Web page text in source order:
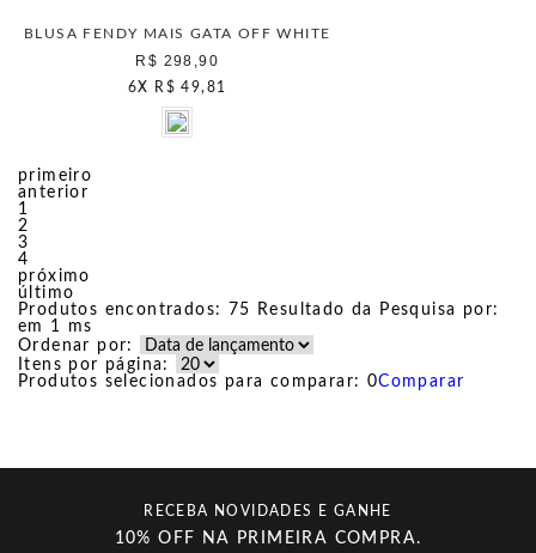
BLUSA FENDY MAIS GATA OFF WHITE
R$ 298,90
6X R$ 49,81
primeiro
anterior
1
2
3
4
próximo
último
Produtos encontrados:
75
Resultado da Pesquisa por:
em
1 ms
Ordenar por:
Itens por página:
Produtos selecionados para comparar: 0Comparar
RECEBA NOVIDADES E GANHE
10% OFF NA PRIMEIRA COMPRA.